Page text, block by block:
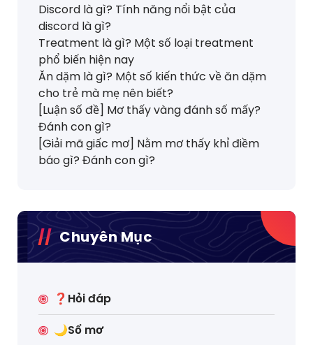
Discord là gì? Tính năng nổi bật của
discord là gì?
Treatment là gì? Một số loại treatment
phổ biến hiện nay
Ăn dặm là gì? Một số kiến thức về ăn dặm
cho trẻ mà mẹ nên biết?
[Luận số đề] Mơ thấy vàng đánh số mấy?
Đánh con gì?
[Giải mã giấc mơ] Nằm mơ thấy khỉ điềm
báo gì? Đánh con gì?
Chuyên Mục
❓Hỏi đáp
🌙Sổ mơ